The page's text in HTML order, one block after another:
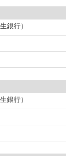
銀行）
銀行）